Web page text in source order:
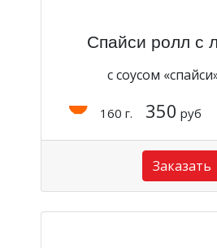
Спайси ролл с
с соусом
160 г. 350 руб
Заказать